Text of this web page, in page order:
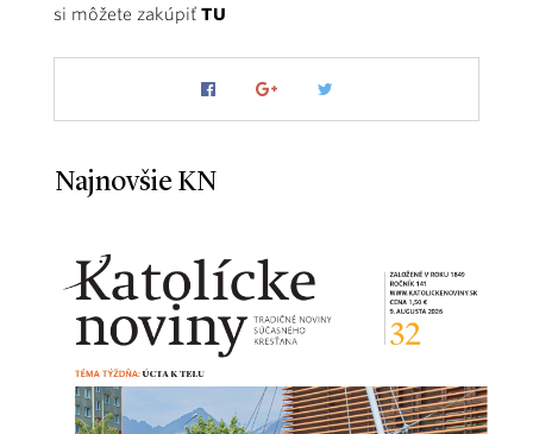
si môžete zakúpiť TU
Najnovšie KN